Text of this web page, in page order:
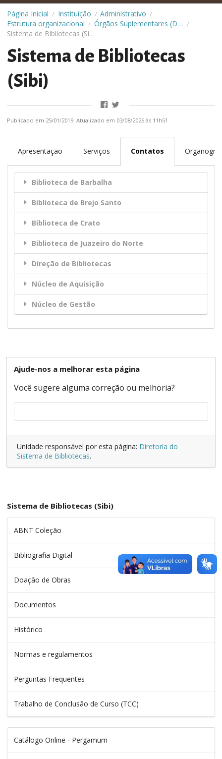
Página Inicial / Instituição / Administrativo /
Estrutura organizacional / Órgãos Suplementares (Diretorias) /
Sistema de Bibliotecas (Sibi)
Sistema de Bibliotecas
(Sibi)
Publicado em 25/01/2019. Atualizado em 03/08/2026 às 11h51
Apresentação Serviços Contatos
Biblioteca de Barbalha
Biblioteca de Brejo Santo
Biblioteca de Crato
Biblioteca de Juazeiro do Norte
Direção de Bibliotecas
Núcleo de Aquisição
Núcleo de Gestão
Ajude-nos a melhorar esta página
Você sugere alguma correção ou melhoria?
Unidade responsável por esta página: Diretoria do
Sistema de Bibliotecas.
Sistema de Bibliotecas (Sibi)
ABNT Coleção
Bibliografia Digital
Doação de Obras
Documentos
Histórico
Normas e regulamentos
Perguntas Frequentes
Trabalho de Conclusão de Curso (TCC)
Catálogo Online - Pergamum